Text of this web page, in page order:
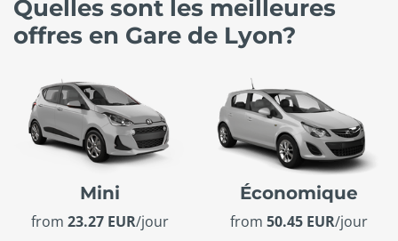
Quelles sont les meilleures
offres en Gare de Lyon?
Mini
from 23.27 EUR/jour
Économique
from 50.45 EUR/jour